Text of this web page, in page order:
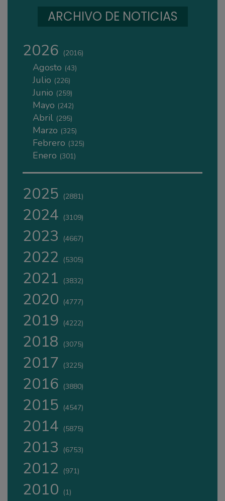
ARCHIVO DE NOTICIAS
2026 (2016)
Agosto (43)
Julio (226)
Junio (259)
Mayo (242)
Abril (295)
Marzo (325)
Febrero (325)
Enero (301)
2025 (2881)
2024 (3109)
2023 (4667)
2022 (5305)
2021 (3832)
2020 (4777)
2019 (4222)
2018 (3075)
2017 (3225)
2016 (3880)
2015 (4547)
2014 (5875)
2013 (6753)
2012 (971)
2010 (1)